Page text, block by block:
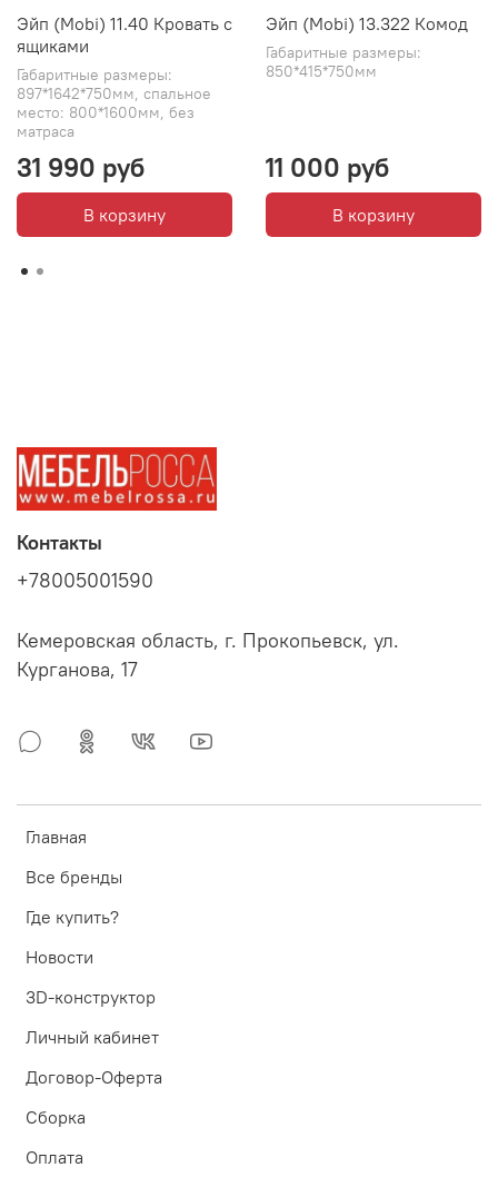
Эйп (Mobi) 11.40 Кровать с
ящиками
Габаритные размеры:
897*1642*750мм, спальное
место: 800*1600мм, без
матраса
31 990 руб
В корзину
Эйп (Mobi) 13.322 Комод
Габаритные размеры:
850*415*750мм
11 000 руб
В корзину
Главная
Все бренды
Где купить?
Новости
3D-конструктор
Личный кабинет
Договор-Оферта
Сборка
Оплата
Контакты
+78005001590
Кемеровская область, г. Прокопьевск, ул.
Курганова, 17